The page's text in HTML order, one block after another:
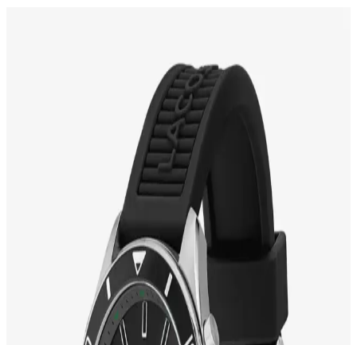
Casio GA-2100SKE-7ADR erkek kol saati, şık tasarımı ve 20 ATM
su geçirmezlik özelliğiyle günlük ve spor kullanımına uygun,
dayanıklı ve fonksiyonel bir saat seçeneği sunar.
Casio Unisex Saatler: Moda ve Teknolojiyi
Buluşturan Evrensel Tasarımlar
Casio unisex saatler, şıklık ve fonksiyonelliği bir arada sunar.
Minimalist tasarımlar, teknolojik özellikler ve çok yönlü kullanımıyla
moda dünyasında öne çıkar.
Elegance Saatler ve Moda Dünyasında Zarif
Tasarımların Evrimi ve Trendleri
Elegance saatler, şıklık ve zarafetin simgesi olarak moda dünyasında
öne çıkar. Klasik, modern ve vintage koleksiyonlar, trendler ve
markalarla estetik ve fonksiyonelliği bir arada sunar.